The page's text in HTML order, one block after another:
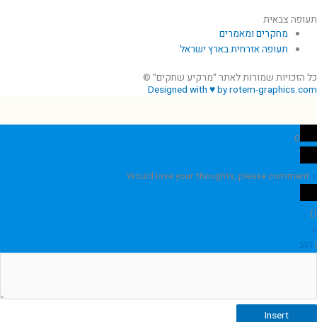
תעופה צבאית
מחקרים ומאמרים
תעופה אזרחית בארץ ישראל
כל הזכויות שמורות לאתר "מרקיע שחקים" ©
Designed with ♥ by rotem-graphics.com
0
Would love your thoughts, please comment.x
(
)
x
| הגב
Insert